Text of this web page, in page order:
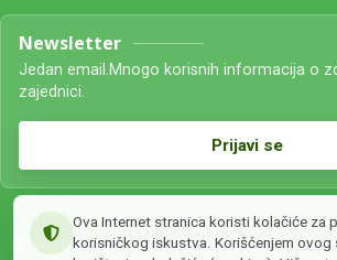
Newsletter
Jedan email.Mnogo korisnih informacija o
zajednici.
Prijavi se
© Copyright 2026 . Sva prava zadržana. Bašta
Ova Internet stranica koristi kolačiće za
korisničkog iskustva. Korišćenjem ovog